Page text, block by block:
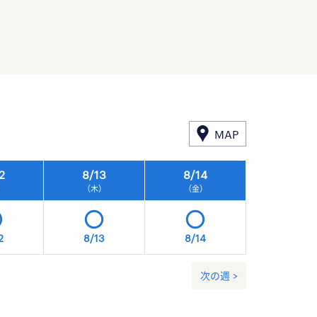
MAP
8/13
（木）
8/14
（金）
8/13 8/14
次の週 >